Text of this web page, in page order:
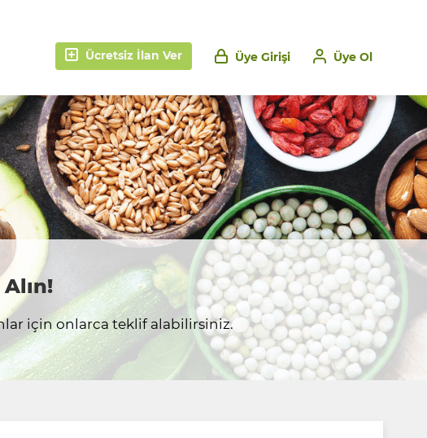
Üye Ol
Üye Girişi
Ücretsiz İlan Ver
için onlarca teklif alabilirsiniz.